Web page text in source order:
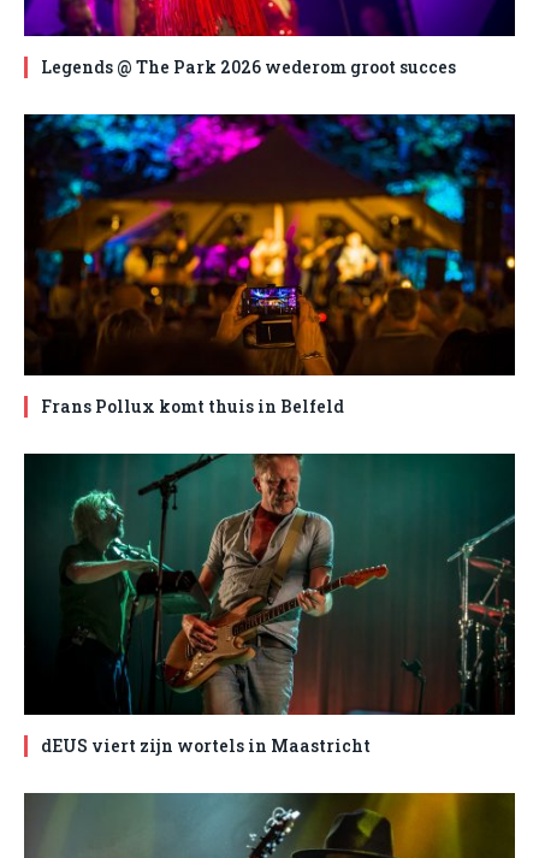
Legends @ The Park 2026 wederom groot succes
Frans Pollux komt thuis in Belfeld
dEUS viert zijn wortels in Maastricht